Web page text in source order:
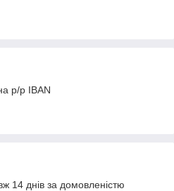
р/р IBAN
14 днів за домовленістю